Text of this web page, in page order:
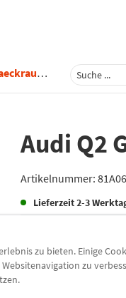
81a061180
Audi Q2
Artikelnummer:
Lieferzeit2-3
Preis inkl.19%
zu bieten. Einige
zu